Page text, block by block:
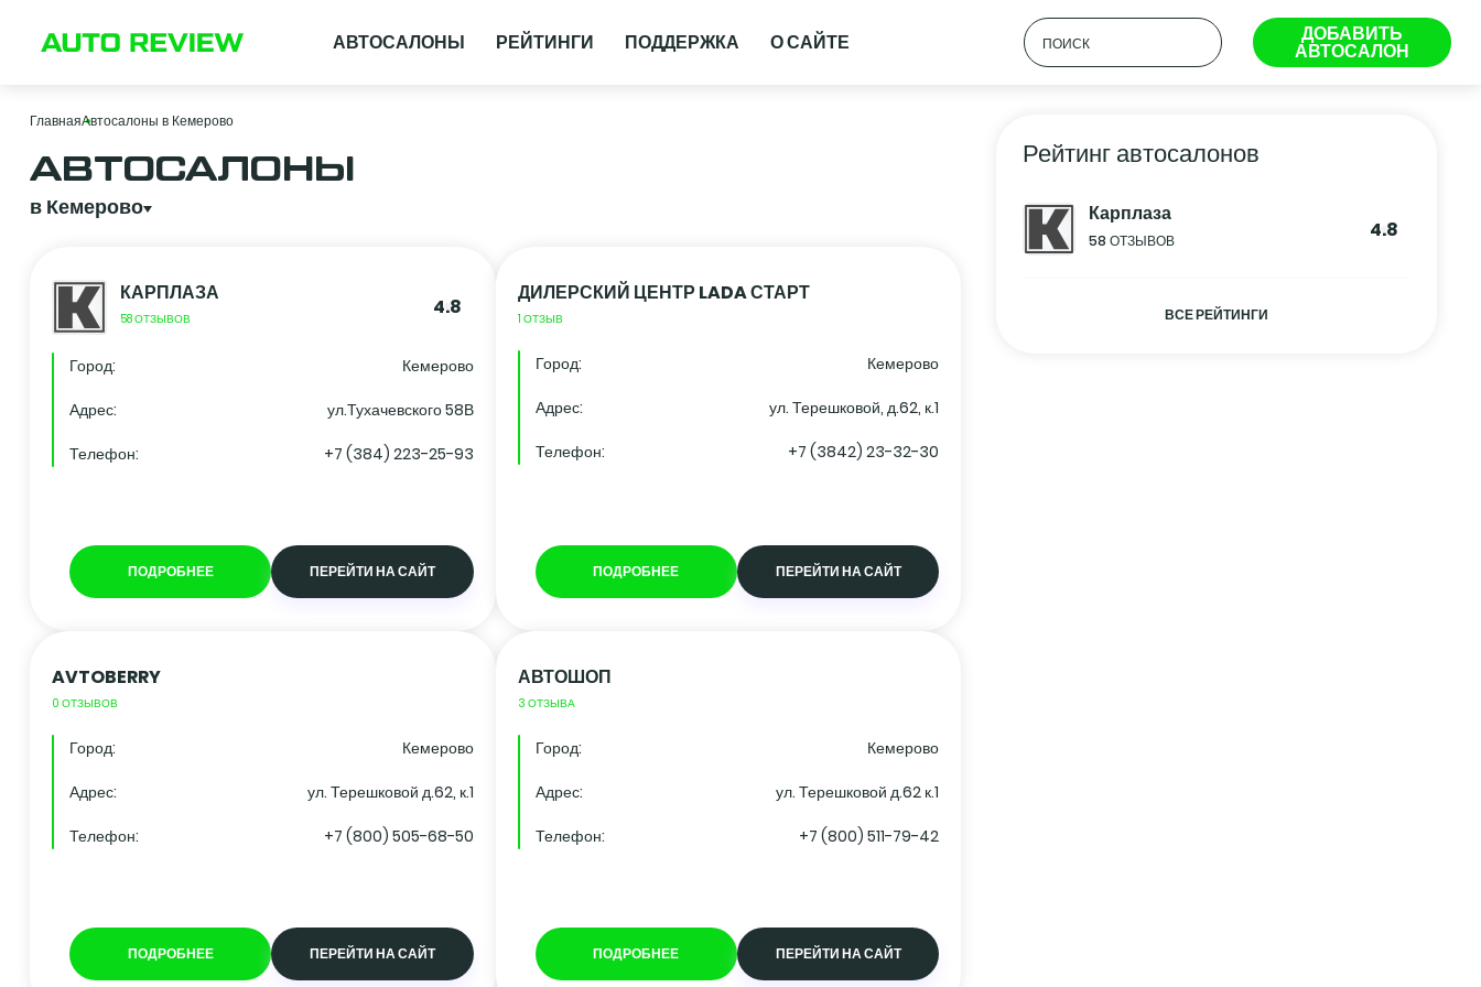
АВТОСАЛОНЫ РЕЙТИНГИ ПОДДЕРЖКА О САЙТЕ ДОБАВИТЬ
АВТОСАЛОН
ГлавнаяАвтосалоны в Кемерово
АВТОСАЛОНЫ
в Кемерово
КАРПЛАЗА
58 ОТЗЫВОВ 4.8
Город:
Кемерово
Адрес:
ул.Тухачевского 58В
Телефон:
+7 (384) 223-25-93
ПОДРОБНЕЕ ПЕРЕЙТИ НА САЙТ
ДИЛЕРСКИЙ ЦЕНТР LADA СТАРТ
1 ОТЗЫВ
Город:
Кемерово
Адрес:
ул. Терешковой, д.62, к.1
Телефон:
+7 (3842) 23-32-30
ПОДРОБНЕЕ ПЕРЕЙТИ НА САЙТ
AVTOBERRY
0 ОТЗЫВОВ
Город:
Кемерово
Адрес:
ул. Терешковой д.62, к.1
Телефон:
+7 (800) 505-68-50
ПОДРОБНЕЕ ПЕРЕЙТИ НА САЙТ
АВТОШОП
3 ОТЗЫВА
Город:
Кемерово
Адрес:
ул. Терешковой д.62 к.1
Телефон:
+7 (800) 511-79-42
ПОДРОБНЕЕ ПЕРЕЙТИ НА САЙТ
Рейтинг автосалонов
Карплаза
58 ОТЗЫВОВ 4.8
ВСЕ РЕЙТИНГИ